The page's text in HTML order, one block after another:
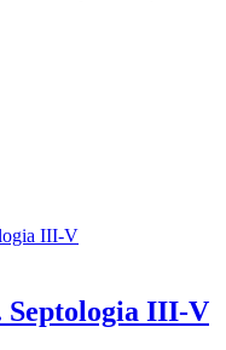
Septologia III-V